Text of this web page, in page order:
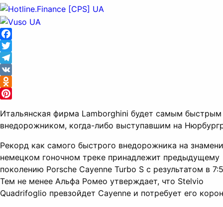
Facebook
Twitter
Telegram
VK
Odnoklassniki
Итальянская фирма Lamborghini будет самым быстрым
внедорожником, когда-либо выступавшим на
Рекорд как самого быстрого внедорожника на
немецком гоночном треке принадлежит предыдущему
поколению Porsche Cayenne Turbo S с результатом в
Тем не менее Альфа Ромео утверждает, что Stelvio
Quadrifoglio превзойдет Cayenne и потребует его